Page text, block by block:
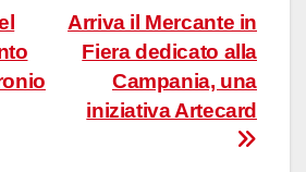
Arriva il Mercante in
Fiera dedicato alla
Campania, una
iniziativa Artecard